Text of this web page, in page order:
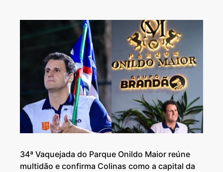
34ª Vaquejada do Parque Onildo Maior reúne
multidão e confirma Colinas como a capital da